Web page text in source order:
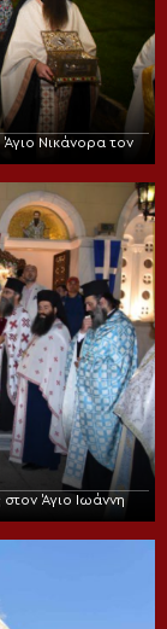
Νικάνορα τον
Άγιο Ιωάννη